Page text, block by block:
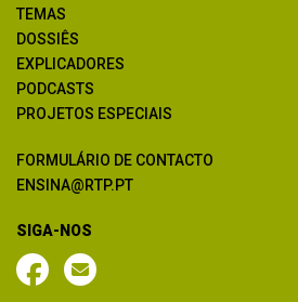
TEMAS
DOSSIÊS
EXPLICADORES
PODCASTS
PROJETOS ESPECIAIS
FORMULÁRIO DE CONTACTO
ENSINA@RTP.PT
SIGA-NOS